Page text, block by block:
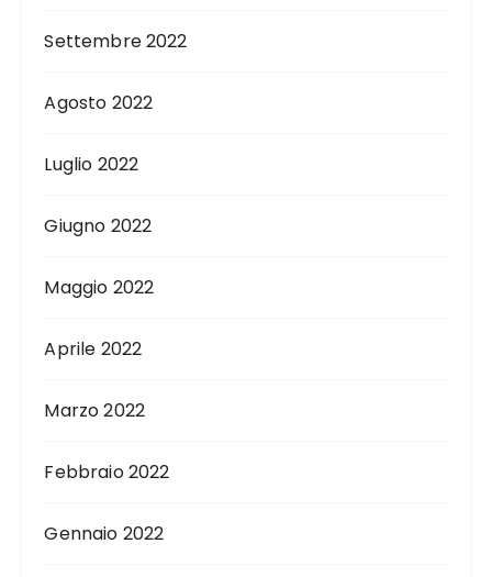
Settembre 2022
Agosto 2022
Luglio 2022
Giugno 2022
Maggio 2022
Aprile 2022
Marzo 2022
Febbraio 2022
Gennaio 2022